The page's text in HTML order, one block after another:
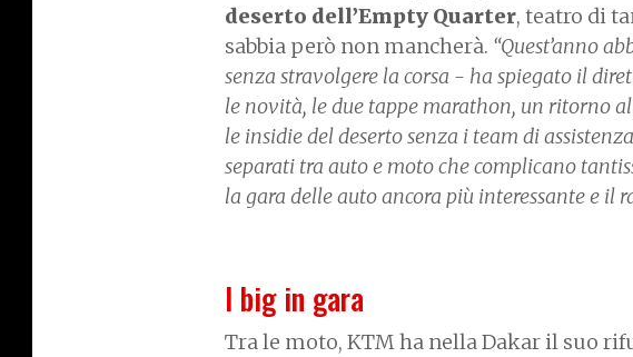
deserto dell’Empty Quarter, teatro di
sabbia però non mancherà. “Quest’anno
senza stravolgere la corsa - ha spiegato il
le novità, le due tappe marathon, un ritorno
le insidie del deserto senza i team di
separati tra auto e moto che complicano
la gara delle auto ancora più interessante e il
I big in gara
Tra le moto, KTM ha nella Dakar il suo